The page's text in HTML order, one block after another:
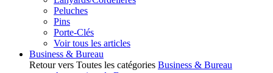
Peluches
Pins
Porte-Clés
Voir tous les articles
Business & Bureau
Retour vers Toutes les catégories Business & Bureau